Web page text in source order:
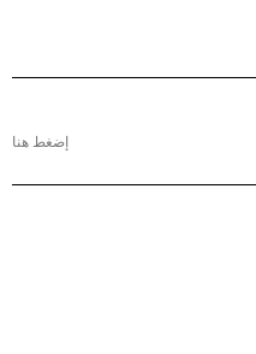
إضغط هنا